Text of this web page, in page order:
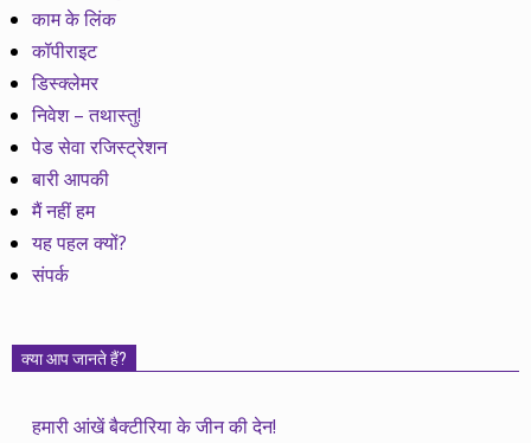
काम के लिंक
कॉपीराइट
डिस्क्लेमर
निवेश – तथास्तु!
पेड सेवा रजिस्ट्रेशन
बारी आपकी
मैं नहीं हम
यह पहल क्यों?
संपर्क
क्या आप जानते हैं?
हमारी आंखें बैक्टीरिया के जीन की देन!